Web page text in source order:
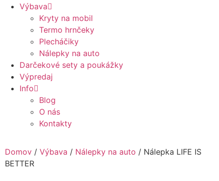
Výbava
Kryty na mobil
Termo hrnčeky
Plecháčiky
Nálepky na auto
Darčekové sety a poukážky
Výpredaj
Info
Blog
O nás
Kontakty
Domov / Výbava / Nálepky na auto / Nálepka LIFE IS
BETTER